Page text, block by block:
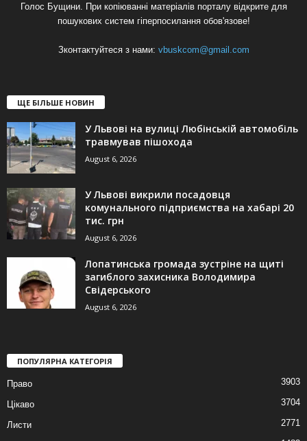
Голос Бущини. При копіюванні матеріалів порталу відкрите для
пошукових систем гіперпосилання обов'язове!
Зконтактуйтеся з нами: vbuskcom@gmail.com
ЩЕ БІЛЬШЕ НОВИН
У Львові на вулиці Любінській автомобіль
травмував пішохода
August 6, 2026
У Львові викрили посадовця
комунального підприємства на хабарі 20
тис. грн
August 6, 2026
Лопатинська громада зустріне на щиті
загиблого захисника Володимира
Свідерського
August 6, 2026
ПОПУЛЯРНА КАТЕГОРІЯ
Право 3903
Цікаво 3704
Листи 2771